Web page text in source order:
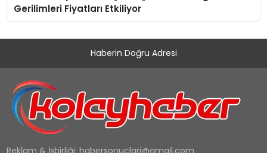
Gerilimleri Fiyatları Etkiliyor
Haberin Doğru Adresi
Reklam & İşbirliği: habersonuclari@gmail.com